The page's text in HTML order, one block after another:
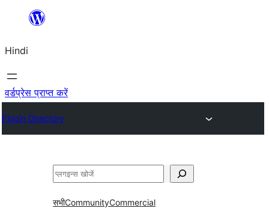
सामग्री
जाएं
Hindi
वर्डप्रेस प्राप्त करें
Plugin Directory
खोजें
सभीCommunityCommercial